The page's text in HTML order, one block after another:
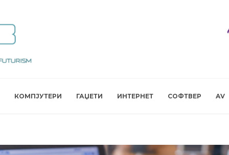
КОМПЈУТЕРИ ГАЏЕТИ ИНТЕРНЕТ СОФТВЕР AV